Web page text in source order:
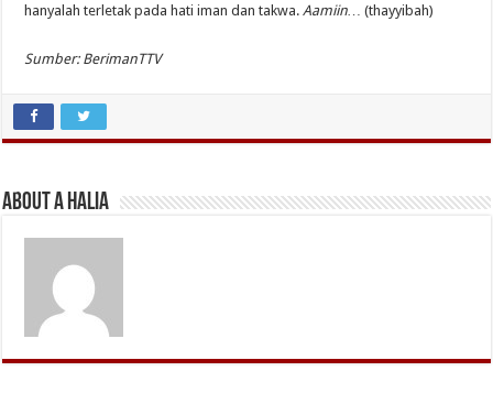
hanyalah terletak pada hati iman dan takwa. Aamiin… (thayyibah)
Sumber: BerimanTTV
About A Halia